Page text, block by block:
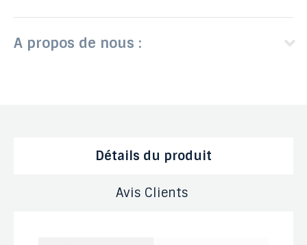
A propos de nous :
Détails du produit
Avis Clients